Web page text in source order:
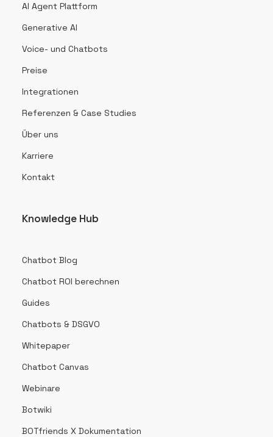
AI Agent Plattform
Generative AI
Voice- und Chatbots
Preise
Integrationen
Referenzen & Case Studies
Über uns
Karriere
Kontakt
Knowledge Hub
Chatbot Blog
Chatbot ROI berechnen
Guides
Chatbots & DSGVO
Whitepaper
Chatbot Canvas
Webinare
Botwiki
BOTfriends X Dokumentation